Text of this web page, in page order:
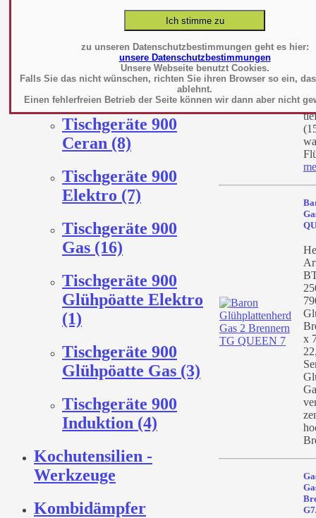
zu unseren Datenschutzbestimmungen geht es hier:
unsere Datenschutzbestimmungen
Unsere Webseite benutzt Cookies.
Falls Sie das nicht wünschen, richten Sie ihren Browser so ein,
ablehnt.
Einen fehlerfreien Betrieb der Seite können wir dann aber nicht
Tischgeräte 700
Tischgeräte 700
Indukton (18)
Tischgeräte 900
Ceran (8)
Tischgeräte 900
Elektro (7)
Tischgeräte 900
Gas (16)
Tischgeräte 900
Glühpöatte Elektro
(1)
Tischgeräte 900
Glühpöatte Gas (3)
Tischgeräte 900
Induktion (4)
Kochutensilien -
Werkzeuge
Kombidämpfer
x